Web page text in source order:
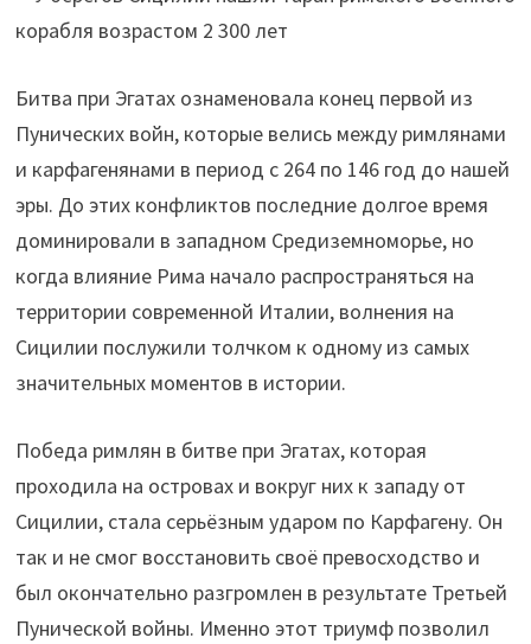
Битва при Эгатах ознаменовала конец первой из
Пунических войн, которые велись между римлянами
и карфагенянами в период с 264 по 146 год до нашей
эры. До этих конфликтов последние долгое время
доминировали в западном Средиземноморье, но
когда влияние Рима начало распространяться на
территории современной Италии, волнения на
Сицилии послужили толчком к одному из самых
значительных моментов в истории.
Победа римлян в битве при Эгатах, которая
проходила на островах и вокруг них к западу от
Сицилии, стала серьёзным ударом по Карфагену. Он
так и не смог восстановить своё превосходство и
был окончательно разгромлен в результате Третьей
Пунической войны. Именно этот триумф позволил